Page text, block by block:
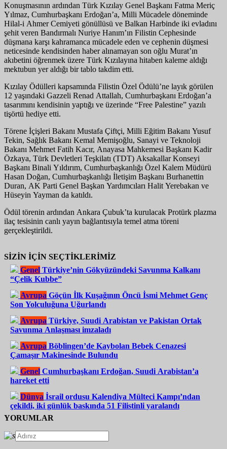
Konuşmasının ardından Türk Kızılay Genel Başkanı Fatma Meriç
Yılmaz, Cumhurbaşkanı Erdoğan’a, Milli Mücadele döneminde
Hilal-i Ahmer Cemiyeti gönüllüsü ve Balkan Harbinde iki evladını
şehit veren Bandırmalı Nuriye Hanım’ın Filistin Cephesinde
düşmana karşı kahramanca mücadele eden ve cephenin düşmesi
neticesinde kendisinden haber alınamayan son oğlu Murat’ın
akıbetini öğrenmek üzere Türk Kızılayına hitaben kaleme aldığı
mektubun yer aldığı bir tablo takdim etti.
Kızılay Ödülleri kapsamında Filistin Özel Ödülü’ne layık görülen
12 yaşındaki Gazzeli Renad Attallah, Cumhurbaşkanı Erdoğan’a
tasarımını kendisinin yaptığı ve üzerinde “Free Palestine” yazılı
tişörtü hediye etti.
Törene İçişleri Bakanı Mustafa Çiftçi, Milli Eğitim Bakanı Yusuf
Tekin, Sağlık Bakanı Kemal Memişoğlu, Sanayi ve Teknoloji
Bakanı Mehmet Fatih Kacır, Anayasa Mahkemesi Başkanı Kadir
Özkaya, Türk Devletleri Teşkilatı (TDT) Aksakallar Konseyi
Başkanı Binali Yıldırım, Cumhurbaşkanlığı Özel Kalem Müdürü
Hasan Doğan, Cumhurbaşkanlığı İletişim Başkanı Burhanettin
Duran, AK Parti Genel Başkan Yardımcıları Halit Yerebakan ve
Hüseyin Yayman da katıldı.
Ödül törenin ardından Ankara Çubuk’ta kurulacak Protürk plazma
ilaç tesisinin canlı yayın bağlantısıyla temel atma töreni
gerçekleştirildi.
SİZİN İÇİN SEÇTİKLERİMİZ
Genel Türkiye’nin Gökyüzündeki Savunma Kalkanı
“Çelik Kubbe”
Avrupa Göçün İlk Kuşağının Öncü İsmi Mehmet Genç
Son Yolculuğuna Uğurlandı
Avrupa Türkiye, Suudi Arabistan ve Pakistan Ortak
Savunma Anlaşması imzaladı
Avrupa Böblingen’de Kaybolan Bebek Cenazesi
Çamaşır Makinesinde Bulundu
Genel Cumhurbaşkanı Erdoğan, Suudi Arabistan’a
hareket etti
Dünya İsrail ordusu Kalendiya Mülteci Kampı’ndan
çekildi, iki günlük baskında 51 Filistinli yaralandı
YORUMLAR